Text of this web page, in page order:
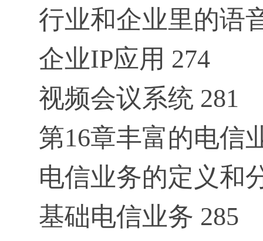
行业和企业里的语
企业IP应用 274
视频会议系统 281
第16章丰富的电信
电信业务的定义和
基础电信业务 285